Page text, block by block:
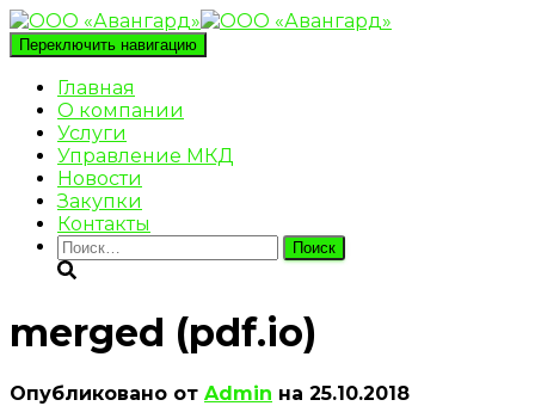
Переключить навигацию
Главная
О компании
Услуги
Управление МКД
Новости
Закупки
Контакты
Найти:
merged (pdf.io)
Опубликовано от Admin на 25.10.2018